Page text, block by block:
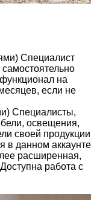
Специалист
на
если не
Специалисты,
освещения,
своей продукции
в данном аккаунте
расширенная,
Доступна работа с